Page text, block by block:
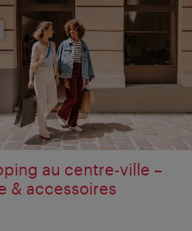
au centre-ville –
& accessoires